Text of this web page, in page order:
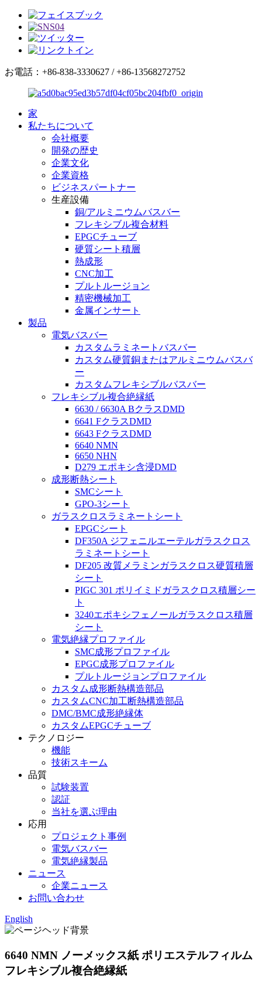
お電話：+86-838-3330627 / +86-13568272752
家
私たちについて
会社概要
開発の歴史
企業文化
企業資格
ビジネスパートナー
生産設備
銅/アルミニウムバスバー
フレキシブル複合材料
EPGCチューブ
硬質シート積層
熱成形
CNC加工
プルトルージョン
精密機械加工
金属インサート
製品
電気バスバー
カスタムラミネートバスバー
カスタム硬質銅またはアルミニウムバスバ
ー
カスタムフレキシブルバスバー
フレキシブル複合絶縁紙
6630 / 6630A BクラスDMD
6641 FクラスDMD
6643 FクラスDMD
6640 NMN
6650 NHN
D279 エポキシ含浸DMD
成形断熱シート
SMCシート
GPO-3シート
ガラスクロスラミネートシート
EPGCシート
DF350A ジフェニルエーテルガラスクロス
ラミネートシート
DF205 改質メラミンガラスクロス硬質積層
シート
PIGC 301 ポリイミドガラスクロス積層シー
ト
3240エポキシフェノールガラスクロス積層
シート
電気絶縁プロファイル
SMC成形プロファイル
EPGC成形プロファイル
プルトルージョンプロファイル
カスタム成形断熱構造部品
カスタムCNC加工断熱構造部品
DMC/BMC成形絶縁体
カスタムEPGCチューブ
テクノロジー
機能
技術スキーム
品質
試験装置
認証
当社を選ぶ理由
応用
プロジェクト事例
電気バスバー
電気絶縁製品
ニュース
企業ニュース
お問い合わせ
English
6640 NMN ノーメックス紙 ポリエステルフィルム
フレキシブル複合絶縁紙